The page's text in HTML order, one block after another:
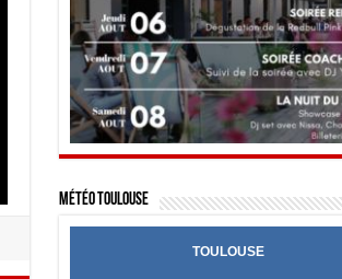
Météo Toulouse